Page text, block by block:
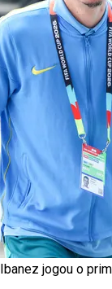
Ibanez jogou o